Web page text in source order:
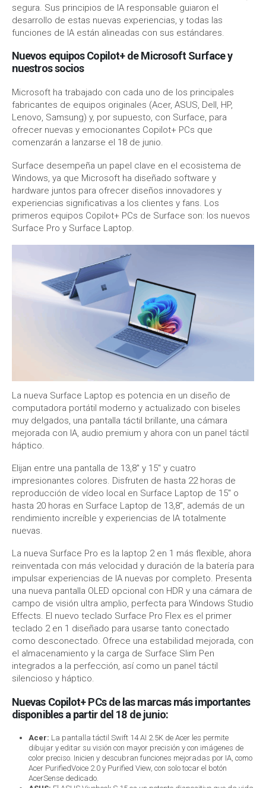
segura. Sus principios de IA responsable guiaron el
desarrollo de estas nuevas experiencias, y todas las
funciones de IA están alineadas con sus estándares.
Nuevos equipos Copilot+ de Microsoft Surface y
nuestros socios
Microsoft ha trabajado con cada uno de los principales
fabricantes de equipos originales (Acer, ASUS, Dell, HP,
Lenovo, Samsung) y, por supuesto, con Surface, para
ofrecer nuevas y emocionantes Copilot+ PCs que
comenzarán a lanzarse el 18 de junio.
Surface desempeña un papel clave en el ecosistema de
Windows, ya que Microsoft ha diseñado software y
hardware juntos para ofrecer diseños innovadores y
experiencias significativas a los clientes y fans. Los
primeros equipos Copilot+ PCs de Surface son: los nuevos
Surface Pro y Surface Laptop.
La nueva Surface Laptop es potencia en un diseño de
computadora portátil moderno y actualizado con biseles
muy delgados, una pantalla táctil brillante, una cámara
mejorada con IA, audio premium y ahora con un panel táctil
háptico.
Elijan entre una pantalla de 13,8″ y 15″ y cuatro
impresionantes colores. Disfruten de hasta 22 horas de
reproducción de vídeo local en Surface Laptop de 15″ o
hasta 20 horas en Surface Laptop de 13,8″, además de un
rendimiento increíble y experiencias de IA totalmente
nuevas.
La nueva Surface Pro es la laptop 2 en 1 más flexible, ahora
reinventada con más velocidad y duración de la batería para
impulsar experiencias de IA nuevas por completo. Presenta
una nueva pantalla OLED opcional con HDR y una cámara de
campo de visión ultra amplio, perfecta para Windows Studio
Effects. El nuevo teclado Surface Pro Flex es el primer
teclado 2 en 1 diseñado para usarse tanto conectado
como desconectado. Ofrece una estabilidad mejorada, con
el almacenamiento y la carga de Surface Slim Pen
integrados a la perfección, así como un panel táctil
silencioso y háptico.
Nuevas Copilot+ PCs de las marcas más importantes
disponibles a partir del 18 de junio:
Acer: La pantalla táctil Swift 14 AI 2.5K de Acer les permite
dibujar y editar su visión con mayor precisión y con imágenes de
color preciso. Inicien y descubran funciones mejoradas por IA, como
Acer PurifiedVoice 2.0 y Purified View, con solo tocar el botón
AcerSense dedicado.